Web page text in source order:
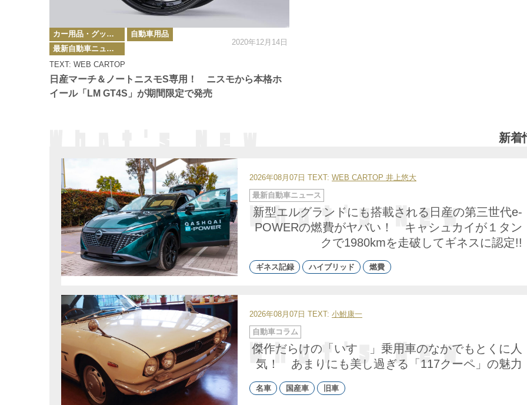
日産マーチ＆ノートニスモS専用！ ニスモから本格ホ
イール「LM GT4S」が期間限定で発売
TEXT: WEB CARTOP
カ
テ
ゴ
リ
ー
カー用品・グッズ情報
自動車用品
最新自動車ニュース
2020年12月14日
新着
2026年08月07日 TEXT: WEB CARTOP 井上悠大
新型エルグランドにも搭載される日産の第三世代e-
POWERの燃費がヤバい！ キャシュカイが１タン
クで1980kmを走破してギネスに認定!!
カ
テ
ゴ
リ
ー
最新自動車ニュース
ギネス記録 ハイブリッド 燃費
2026年08月07日 TEXT: 小鮒康一
傑作だらけの「いすゞ」乗用車のなかでもとくに人
気！ あまりにも美し過ぎる「117クーペ」の魅力
カ
テ
ゴ
リ
ー
自動車コラム
名車 国産車 旧車